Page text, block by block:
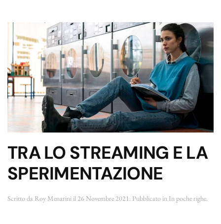
TRA LO STREAMING E LA
SPERIMENTAZIONE
Scritto da Roy Menarini il26 Novembre 2021. Pubblicato in In poche righe.